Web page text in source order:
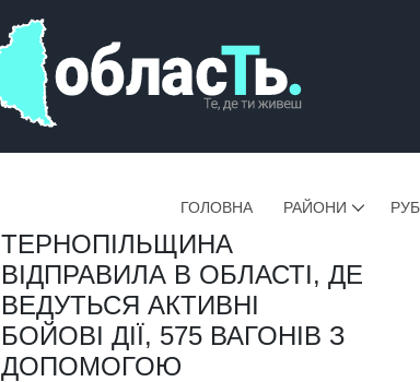
ГОЛОВНА РАЙОНИ
ТЕРНОПІЛЬЩИНА
ВІДПРАВИЛА В ОБЛАСТІ, ДЕ
ВЕДУТЬСЯ АКТИВНІ
БОЙОВІ ДІЇ, 575 ВАГОНІВ З
ДОПОМОГОЮ